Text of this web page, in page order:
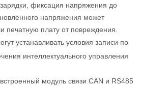
фиксация напряжения до
напряжения может
печатную плату от повреждения.
устанавливать условия записи по
интеллектуального управления
модуль связи CAN и RS485